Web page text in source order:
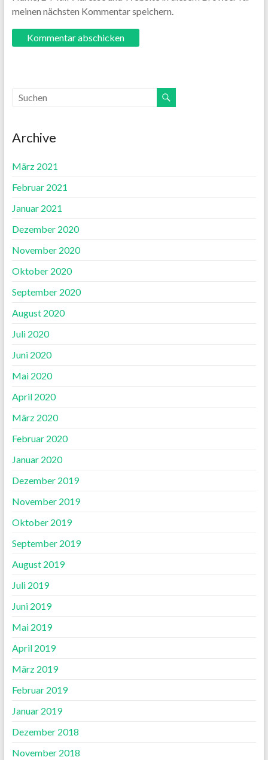
meinen nächsten Kommentar speichern.
Archive
März 2021
Februar 2021
Januar 2021
Dezember 2020
November 2020
Oktober 2020
September 2020
August 2020
Juli 2020
Juni 2020
Mai 2020
April 2020
März 2020
Februar 2020
Januar 2020
Dezember 2019
November 2019
Oktober 2019
September 2019
August 2019
Juli 2019
Juni 2019
Mai 2019
April 2019
März 2019
Februar 2019
Januar 2019
Dezember 2018
November 2018